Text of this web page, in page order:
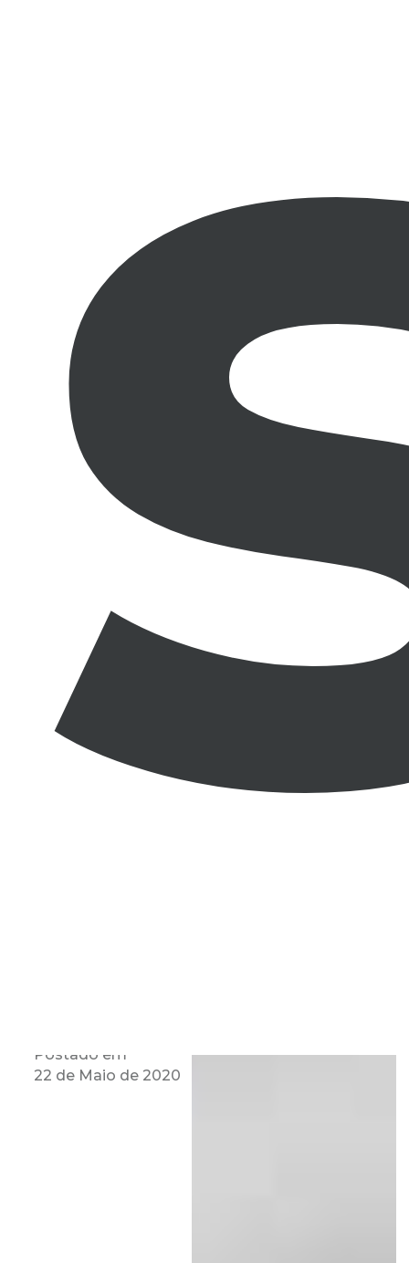
Postado em
22 de Maio de 2020